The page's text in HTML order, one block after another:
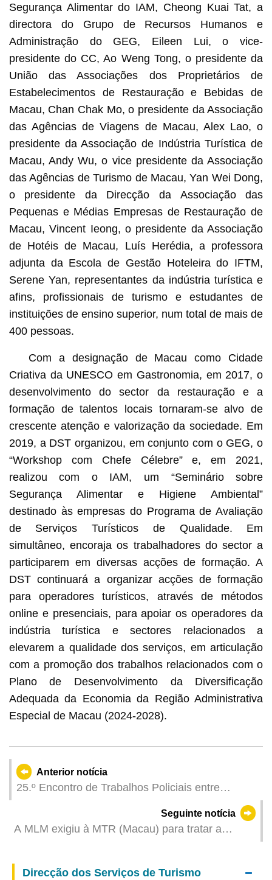
Segurança Alimentar do IAM, Cheong Kuai Tat, a
directora do Grupo de Recursos Humanos e
Administração do GEG, Eileen Lui, o vice-
presidente do CC, Ao Weng Tong, o presidente da
União das Associações dos Proprietários de
Estabelecimentos de Restauração e Bebidas de
Macau, Chan Chak Mo, o presidente da Associação
das Agências de Viagens de Macau, Alex Lao, o
presidente da Associação de Indústria Turística de
Macau, Andy Wu, o vice presidente da Associação
das Agências de Turismo de Macau, Yan Wei Dong,
o presidente da Direcção da Associação das
Pequenas e Médias Empresas de Restauração de
Macau, Vincent Ieong, o presidente da Associação
de Hotéis de Macau, Luís Herédia, a professora
adjunta da Escola de Gestão Hoteleira do IFTM,
Serene Yan, representantes da indústria turística e
afins, profissionais de turismo e estudantes de
instituições de ensino superior, num total de mais de
400 pessoas.
Com a designação de Macau como Cidade
Criativa da UNESCO em Gastronomia, em 2017, o
desenvolvimento do sector da restauração e a
formação de talentos locais tornaram-se alvo de
crescente atenção e valorização da sociedade. Em
2019, a DST organizou, em conjunto com o GEG, o
“Workshop com Chefe Célebre” e, em 2021,
realizou com o IAM, um “Seminário sobre
Segurança Alimentar e Higiene Ambiental”
destinado às empresas do Programa de Avaliação
de Serviços Turísticos de Qualidade. Em
simultâneo, encoraja os trabalhadores do sector a
participarem em diversas acções de formação. A
DST continuará a organizar acções de formação
para operadores turísticos, através de métodos
online e presenciais, para apoiar os operadores da
indústria turística e sectores relacionados a
elevarem a qualidade dos serviços, em articulação
com a promoção dos trabalhos relacionados com o
Plano de Desenvolvimento da Diversificação
Adequada da Economia da Região Administrativa
Especial de Macau (2024-2028).
Anterior notícia
25.º Encontro de Trabalhos Policiais entre
Guangdong e Macau decorreu em Zhongshan,
Seguinte notícia
A MLM exigiu à MTR (Macau) para tratar a
Direcção dos Serviços de Turismo